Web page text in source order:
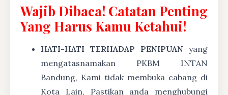
Wajib Dibaca! Catatan Penting
Yang Harus Kamu Ketahui!
HATI-HATI TERHADAP PENIPUAN yang
mengatasnamakan PKBM INTAN
Bandung, Kami tidak membuka cabang di
Kota Lain, Pastikan anda menghubungi